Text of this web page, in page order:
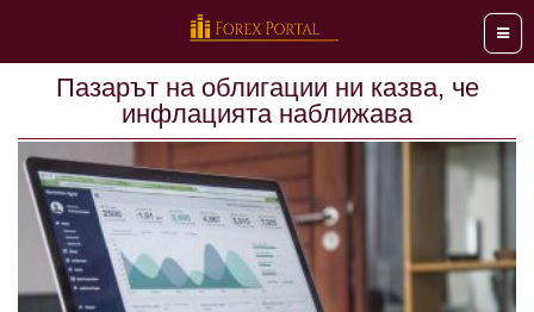
Меню
Пазарът на облигации ни казва, че
инфлацията наближава